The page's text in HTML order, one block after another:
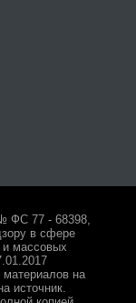
ФС 77 - 68398,
в сфере
и массовых
материалов на
источник.